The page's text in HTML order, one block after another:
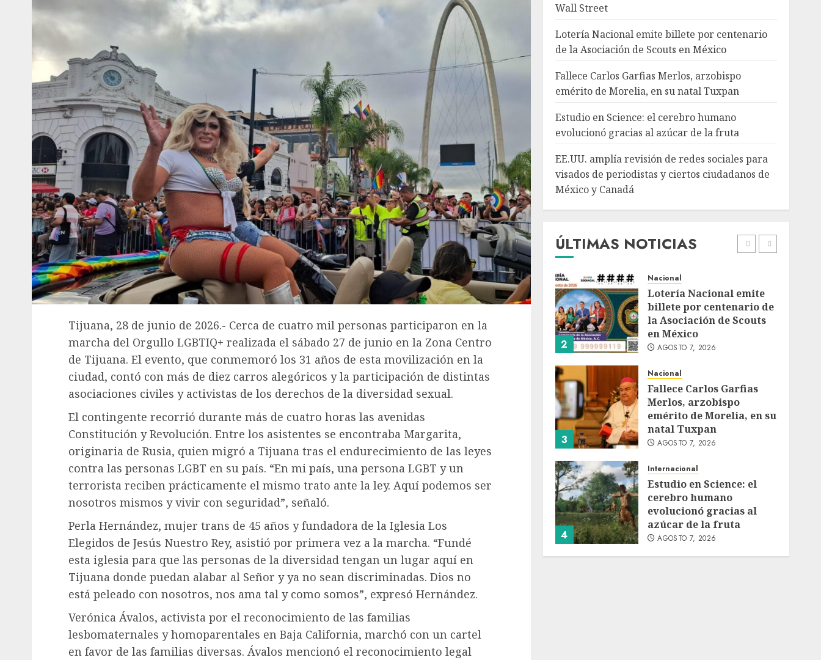
Tijuana, 28 de junio de 2026.- Cerca de cuatro mil personas participaron en la
marcha del Orgullo LGBTIQ+ realizada el sábado 27 de junio en la Zona Centro
de Tijuana. El evento, que conmemoró los 31 años de esta movilización en la
ciudad, contó con más de diez carros alegóricos y la participación de distintas
asociaciones civiles y activistas de los derechos de la diversidad sexual.
El contingente recorrió durante más de cuatro horas las avenidas
Constitución y Revolución. Entre los asistentes se encontraba Margarita,
originaria de Rusia, quien migró a Tijuana tras el endurecimiento de las leyes
contra las personas LGBT en su país. “En mi país, una persona LGBT y un
terrorista reciben prácticamente el mismo trato ante la ley. Aquí podemos ser
nosotros mismos y vivir con seguridad”, señaló.
Perla Hernández, mujer trans de 45 años y fundadora de la Iglesia Los
Elegidos de Jesús Nuestro Rey, asistió por primera vez a la marcha. “Fundé
esta iglesia para que las personas de la diversidad tengan un lugar aquí en
Tijuana donde puedan alabar al Señor y ya no sean discriminadas. Dios no
está peleado con nosotros, nos ama tal y como somos”, expresó Hernández.
Verónica Ávalos, activista por el reconocimiento de las familias
lesbomaternales y homoparentales en Baja California, marchó con un cartel
en favor de las familias diversas. Ávalos mencionó el reconocimiento legal
Wall Street
Lotería Nacional emite billete por centenario
de la Asociación de Scouts en México
Fallece Carlos Garfias Merlos, arzobispo
emérito de Morelia, en su natal Tuxpan
Estudio en Science: el cerebro humano
evolucionó gracias al azúcar de la fruta
EE.UU. amplía revisión de redes sociales para
visados de periodistas y ciertos ciudadanos de
México y Canadá
ÚLTIMAS NOTICIAS
4
cerebro humano
evolucionó gracias al
azúcar de la fruta
AGOSTO 7, 2026
5
Internacional
EE.UU. amplía revisión
de redes sociales para
visados de periodistas y
ciertos ciudadanos de
México y Canadá
AGOSTO 7, 2026
1
estrella de Wall Street
AGOSTO 7, 2026
2
Nacional
Lotería Nacional emite
billete por centenario de
la Asociación de Scouts
en México
AGOSTO 7, 2026
3
Nacional
Fallece Carlos Garfias
Merlos, arzobispo
emérito de Morelia, en su
natal Tuxpan
AGOSTO 7, 2026
4
Internacional
Estudio en Science: el
cerebro humano
evolucionó gracias al
azúcar de la fruta
AGOSTO 7, 2026